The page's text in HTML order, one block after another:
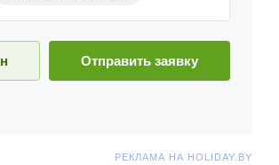
Отправить заявку
РЕКЛАМА НА HOLIDAY.BY